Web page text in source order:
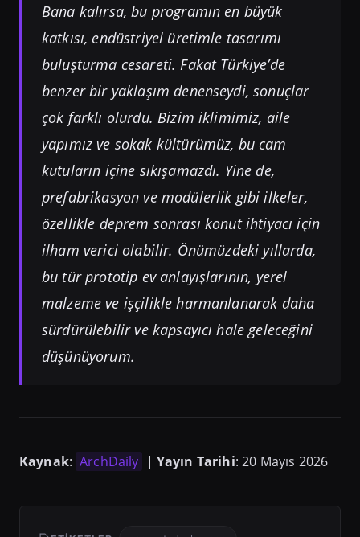
Bana kalırsa, bu programın en büyük
katkısı, endüstriyel üretimle tasarımı
buluşturma cesareti. Fakat Türkiye’de
benzer bir yaklaşım denenseydi, sonuçlar
çok farklı olurdu. Bizim iklimimiz, aile
yapımız ve sokak kültürümüz, bu cam
kutuların içine sıkışamazdı. Yine de,
prefabrikasyon ve modülerlik gibi ilkeler,
özellikle deprem sonrası konut ihtiyacı için
ilham verici olabilir. Önümüzdeki yıllarda,
bu tür prototip ev anlayışlarının, yerel
malzeme ve işçilikle harmanlanarak daha
sürdürülebilir ve kapsayıcı hale geleceğini
düşünüyorum.
Kaynak: ArchDaily | Yayın Tarihi: 20 Mayıs 2026